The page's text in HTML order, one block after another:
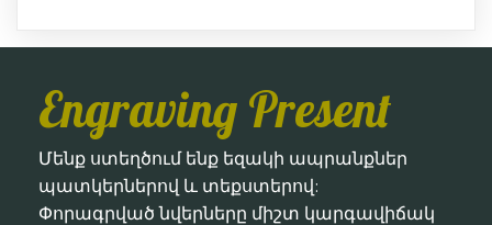
Engraving Present
Մենք ստեղծում ենք եզակի ապրանքներ
պատկերներով և տեքստերով:
Փորագրված նվերները միշտ կարգավիճակ